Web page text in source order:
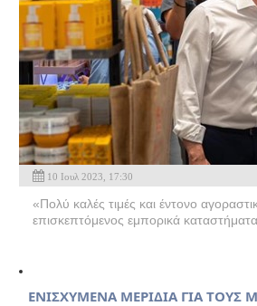
10 Ιουλ 2023, 17:30
«Πολύ καλές τιμές και έντονο
επισκεπτόμενος εμπορικά
ENIΣΧΥΜΕΝΑ ΜΕΡΙΔΙΑ ΓΙΑ ΤΟΥΣ